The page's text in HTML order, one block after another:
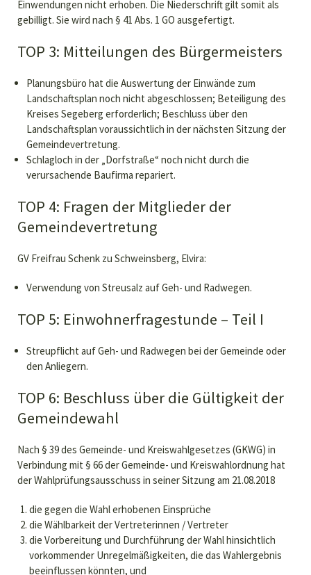
Einwendungen nicht erhoben. Die Niederschrift gilt somit als
gebilligt. Sie wird nach § 41 Abs. 1 GO ausgefertigt.
TOP 3: Mitteilungen des Bürgermeisters
Planungsbüro hat die Auswertung der Einwände zum
Landschaftsplan noch nicht abgeschlossen; Beteiligung des
Kreises Segeberg erforderlich; Beschluss über den
Landschaftsplan voraussichtlich in der nächsten Sitzung der
Gemeindevertretung.
Schlagloch in der „Dorfstraße“ noch nicht durch die
verursachende Baufirma repariert.
TOP 4: Fragen der Mitglieder der
Gemeindevertretung
GV Freifrau Schenk zu Schweinsberg, Elvira:
Verwendung von Streusalz auf Geh- und Radwegen.
TOP 5: Einwohnerfragestunde – Teil I
Streupflicht auf Geh- und Radwegen bei der Gemeinde oder
den Anliegern.
TOP 6: Beschluss über die Gültigkeit der
Gemeindewahl
Nach § 39 des Gemeinde- und Kreiswahlgesetzes (GKWG) in
Verbindung mit § 66 der Gemeinde- und Kreiswahlordnung hat
der Wahlprüfungsausschuss in seiner Sitzung am 21.08.2018
die gegen die Wahl erhobenen Einsprüche
die Wählbarkeit der Vertreterinnen / Vertreter
die Vorbereitung und Durchführung der Wahl hinsichtlich
vorkommender Unregelmäßigkeiten, die das Wahlergebnis
beeinflussen könnten, und